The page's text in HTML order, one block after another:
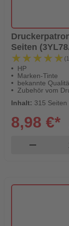
Seiten
★★★★★
★★★★★
HP
Marken-Tinte
bekannte
Zubehör vom
Inhalt: 315
8,98 €*
remove